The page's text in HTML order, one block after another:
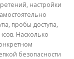
настройки
пробы доступа,
Насколько
безопасности